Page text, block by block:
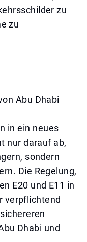
zu
zu
Abu Dhabi
in ein neues
nur darauf ab,
sondern
Die Regelung,
E20 und E11 in
verpflichtend
Dhabi und